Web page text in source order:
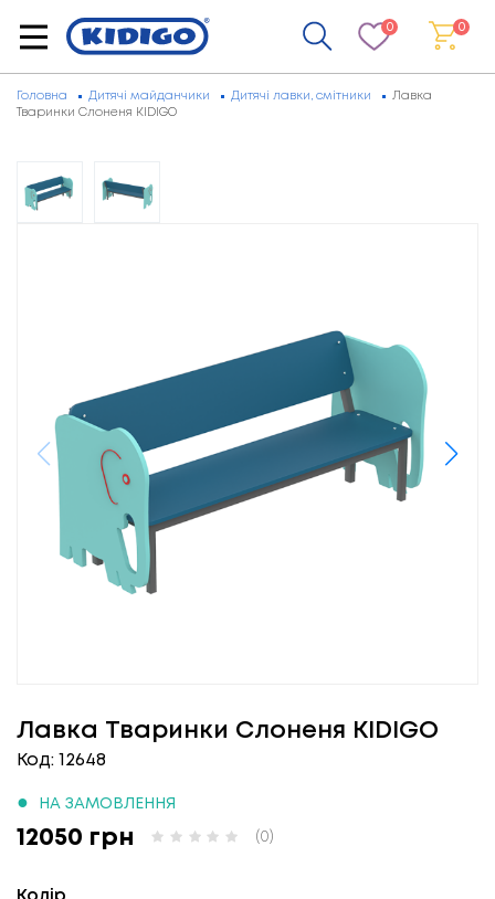
0 0
Головна Дитячі майданчики Дитячі лавки, смітники
Лавка
Тваринки Слоненя KIDIGO
Лавка Тваринки Слоненя KIDIGO
Код: 12648
● НА ЗАМОВЛЕННЯ
12050 грн (0)